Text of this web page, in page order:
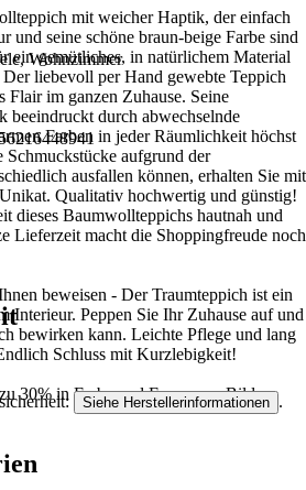
Wohnzimmer
mit weicher Haptik, der einfach
und seine schöne braun-beige Farbe sind
ein gemütliches, in natürlichem Material
Der liebevoll per Hand gewebte Teppich
Flair im ganzen Zuhause. Seine
beeindruckt durch abwechselnde
Farben in jeder Räumlichkeit höchst
aufgrund der
ausfallen können, erhalten Sie mit
Qualitativ hochwertig und günstig!
dieses Baumwollteppichs hautnah und
Lieferzeit macht die Shoppingfreude noch
beweisen - Der Traumteppich ist ein
Interieur. Peppen Sie Ihr Zuhause auf und
bewirken kann. Leichte Pflege und lang
Schluss mit Kurzlebigkeit!
30% in Farbe und Form vom Bild
Siehe Herstellerinformationen .